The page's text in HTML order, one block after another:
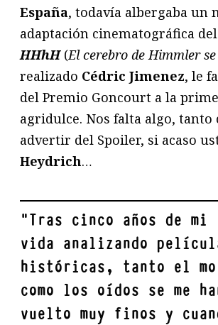
España, todavía albergaba un
adaptación cinematográfica
HHhH (El cerebro de Himmler
realizado Cédric Jimenez, le
del Premio Goncourt a la
agridulce. Nos falta algo, tanto
advertir del Spoiler, si acaso
Heydrich…
"Tras cinco años de mi
vida analizando
históricas, tanto el
como los oídos se me
vuelto muy finos y